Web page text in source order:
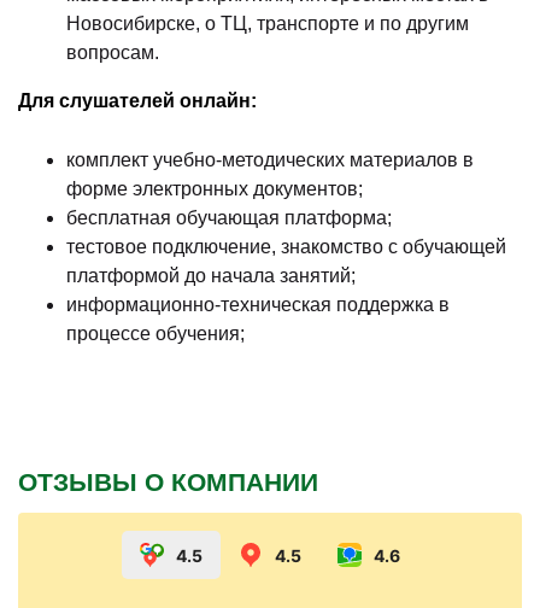
Новосибирске, о ТЦ, транспорте и по другим
вопросам.
Для слушателей онлайн:
комплект учебно-методических материалов в
форме электронных документов;
бесплатная обучающая платформа;
тестовое подключение, знакомство с обучающей
платформой до начала занятий;
информационно-техническая поддержка в
процессе обучения;
ОТЗЫВЫ О КОМПАНИИ
4.5 4.5 4.6